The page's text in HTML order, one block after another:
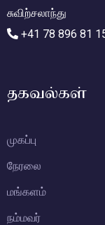
சுவிற்சலாந்து
+41 78 896 81
தகவல்கள்
முகப்பு
நேரலை
மங்களம்
நம்மவர்